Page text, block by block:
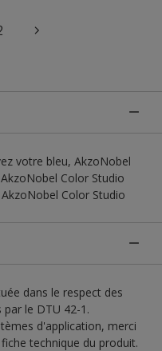
votre bleu, AkzoNobel
Color Studio
Color Studio
dans le respect des
le DTU 42-1.
d'application, merci
technique du produit.